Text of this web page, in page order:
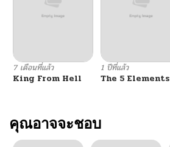
7 เดือนที่แล้ว
King From Hell
1 ปีที่แล้ว
The 5 Elements
คุณอาจจะชอบ